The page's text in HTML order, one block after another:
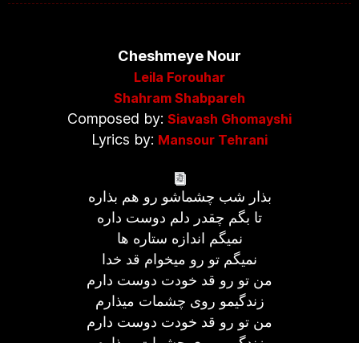
Cheshmeye Nour
Leila Forouhar
Shahram Shabpareh
Composed by: Siavash Ghomayshi
Lyrics by: Mansour Tehrani
بذار شب چشماشو رو هم بذاره
تا بگم چقدر دلم دوست داره
نمیگم اندازه ستاره ها
نمیگم تو رو میخوام قد خدا
من تو رو قد خودت دوست دارم
زندگیمو روی چشمات میذارم
من تو رو قد خودت دوست دارم